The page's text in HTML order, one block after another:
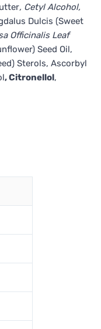
, Cetyl Alcohol,
Dulcis (Sweet
Officinalis Leaf
Seed Oil,
Sterols, Ascorbyl
, Citronellol,